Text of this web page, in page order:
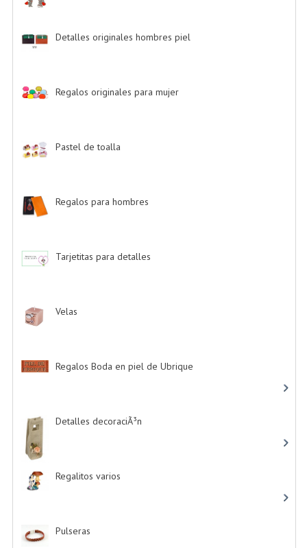
Detalles originales hombres piel
Regalos originales para mujer
Pastel de toalla
Regalos para hombres
Tarjetitas para detalles
Velas
Regalos Boda en piel de Ubrique
Detalles decoraciÃ³n
Regalitos varios
Pulseras